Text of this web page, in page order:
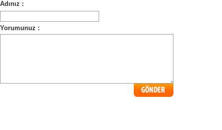
Adınız :
Yorumunuz :